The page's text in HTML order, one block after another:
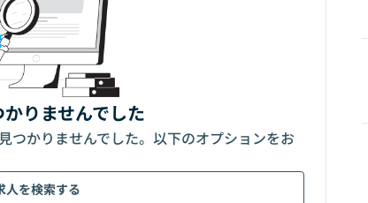
りませんでした
つかりませんでした。以下のオプションをお
人を検索する